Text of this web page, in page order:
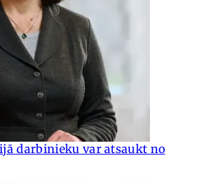
darbinieku var atsaukt no